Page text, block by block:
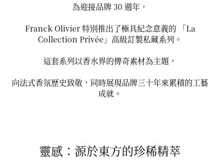
為迎接品牌 30 週年，
Franck Olivier 特別推出了極具紀念意義的 「La
Collection Privée」高級訂製私藏系列。
這套系列以香水界的傳奇素材為主題，
向法式香氛歷史致敬，同時展現品牌三十年來累積的工藝
成就。
靈感：源於東方的珍稀精萃